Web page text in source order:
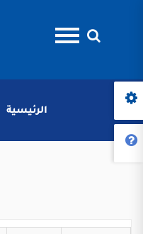
الرئيسية